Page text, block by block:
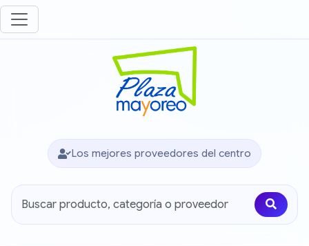
Los mejores proveedores del centro